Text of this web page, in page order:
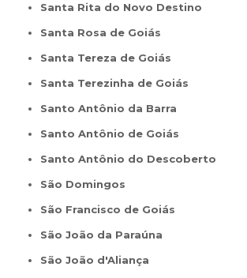
Santa Rita do Novo Destino
Santa Rosa de Goiás
Santa Tereza de Goiás
Santa Terezinha de Goiás
Santo Antônio da Barra
Santo Antônio de Goiás
Santo Antônio do Descoberto
São Domingos
São Francisco de Goiás
São João da Paraúna
São João d'Aliança